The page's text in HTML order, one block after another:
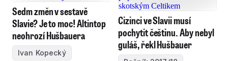
Sedm změn v sestavě
Slavie? Je to moc! Altintop
neohrozí Hušbauera
Ivan Kopecký
Cizinci ve Slavii musí
pochytit češtinu. Aby nebyl
guláš, řekl Hušbauer